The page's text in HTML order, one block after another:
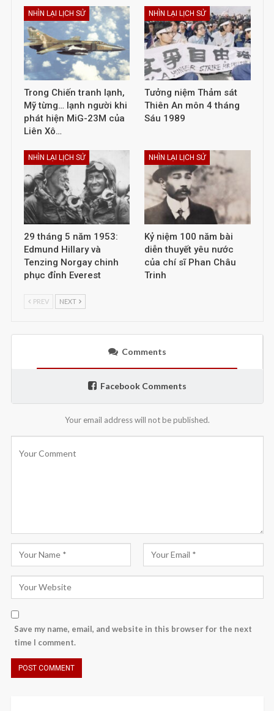
NHÌN LẠI LỊCH SỬ
Trong Chiến tranh lạnh,
Mỹ từng… lạnh người khi
phát hiện MiG-23M của
Liên Xô…
NHÌN LẠI LỊCH SỬ
Tưởng niệm Thảm sát
Thiên An môn 4 tháng
Sáu 1989
NHÌN LẠI LỊCH SỬ
29 tháng 5 năm 1953:
Edmund Hillary và
Tenzing Norgay chinh
phục đỉnh Everest
NHÌN LẠI LỊCH SỬ
Kỷ niệm 100 năm bài
diễn thuyết yêu nước
của chí sĩ Phan Châu
Trinh
PREV NEXT
Comments
Facebook Comments
Your email address will not be published.
Save my name, email, and website in this browser for the next
time I comment.